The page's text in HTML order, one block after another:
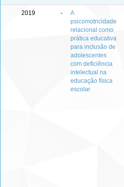
2019 -
A
psicomotricidade
relacional como
prática educativa
para inclusão de
adolescentes
com deficiência
intelectual na
educação física
escolar